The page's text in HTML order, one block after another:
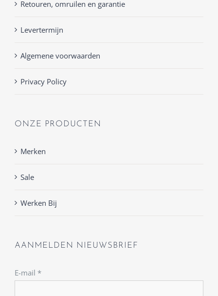
Retouren, omruilen en garantie
Levertermijn
Algemene voorwaarden
Privacy Policy
ONZE PRODUCTEN
Merken
Sale
Werken Bij
AANMELDEN NIEUWSBRIEF
E-mail *